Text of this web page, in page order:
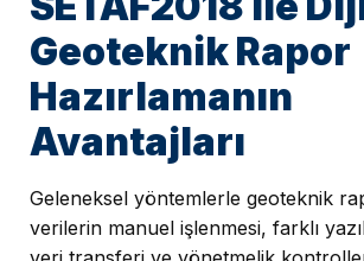
Geoteknik Rapor
Hazırlamanın
Avantajları
Geleneksel yöntemlerle geoteknik
verilerin manuel işlenmesi, farklı